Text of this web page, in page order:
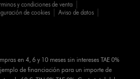
y condiciones de venta
de cookies
Aviso de datos
en 4, 6 y 10 meses sin intereses TAE 0%
de financiación para un importe de